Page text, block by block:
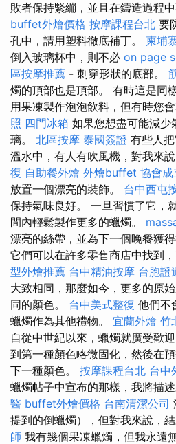
敗者保持緊繃，並且在鑄造過程中
buffet外燴價格 按摩課程台北 要
孔中，請用塑料徹底補丁。 柬埔
倒入玻璃杯中，則不必 on page
區按摩推薦 - 刺穿形狀的底部。
燭的頂部也是頂部。 有時這是同
用果凍製作泡泡飲料，但有時您
照 四門冰箱 如果您想盡可能減少
璃。 北區按摩 泰國簽證 有些人
溫水中，有人有吹風機，對我來
復 自助餐外燴 外燴buffet 協會成
放置​​一個漂亮的裝飾。 台中西屯
保持氣味良好。 一旦習慣了它，
間內輕鬆製作更多的蠟燭。
漂亮的絲帶，並為下一個晚餐獲
它們可以在許多零售商店中找到
型外燴推薦 台中精油按摩 台胞證
大致相同，那麼如今，更多的原
同的顏色。 台中美式整復 他們不
蠟燭作為其他禮物。 宜蘭外燴 竹
自從中世紀以來，蠟燭就廣受歡
到第一種顏色略微固化，然後在
下一種顏色。 按摩課程台北 台中
蠟燭帖子中宣布的那樣，我將描
醫 buffet外燴價格 台南清潔公司
提到的倒蠟燭），但對我來說，
師 我有幾個果凍蠟燭，但我永遠